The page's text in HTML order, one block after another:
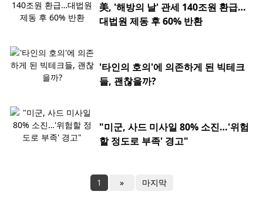
美, '해방의 날' 관세 140조원 환급…
대법원 제동 후 60% 반환
'타인의 호의'에 의존하게 된 빅테크
들, 괜찮을까?
"미군, 사드 미사일 80% 소진…'위험
할 정도로 부족' 경고"
1 » 마지막